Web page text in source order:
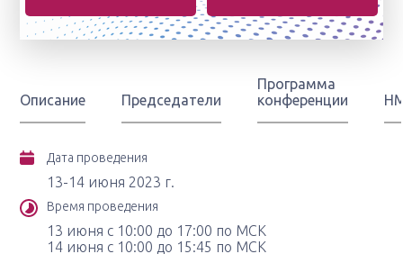
Описание Председатели
Программа
конференции
Дата проведения
13-14 июня 2023 г.
Время проведения
13 июня с 10:00 до 17:00 по МСК
14 июня с 10:00 до 15:45 по МСК